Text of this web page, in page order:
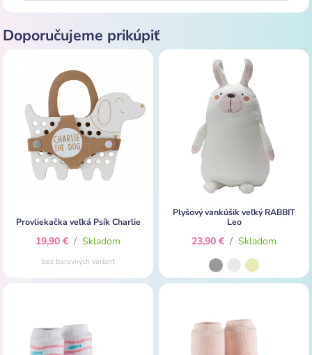
Doporučujeme prikúpiť
Provliekačka veľká Psík Charlie
19,90 € / Skladom
bez barevných variant
Plyšový vankúšik veľký RABBIT
Leo
23,90 € / Skladom